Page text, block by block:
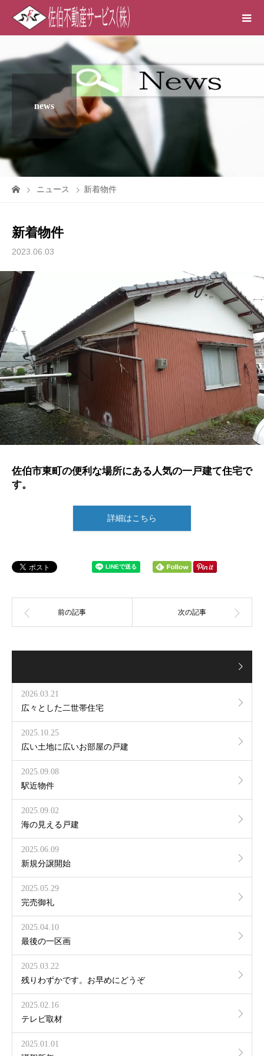
news
ニュース 新着物件
新着物件
2023.06.03
佐伯市東町の便利な場所にある人気の一戸建て住宅で
す。
詳細はこちら
2026.03.21
広々とした二世帯住宅
2025.10.25
広い土地に広いお部屋の戸建
2025.09.08
駅近物件
2025.09.02
海の見える戸建
2025.06.09
新規分譲開始
2025.05.29
完売御礼
2025.04.10
最後の一区画
2025.03.22
残りわずかです。お早めにどうぞ
2025.02.16
テレビ取材
2025.01.01